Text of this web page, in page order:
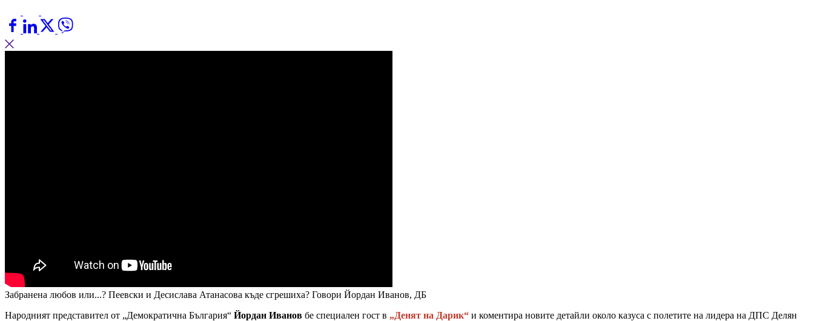
Забранена любов или...? Пеевски и Десислава Атанасова къде сгрешиха? Говори Йордан Иванов, ДБ
Народният представител от „Демократична България“ Йордан Иванов бе специален гост в „Денят на Дарик“ и коментира новите детайли около казуса с полетите на лидера на ДПС Делян